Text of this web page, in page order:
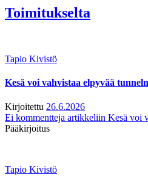
Toimitukselta
Tapio Kivistö
Kesä voi vahvistaa elpyvää
Kirjoitettu 26.6.2026
Ei kommentteja artikkeliin Kesä voi
Pääkirjoitus
Tapio Kivistö